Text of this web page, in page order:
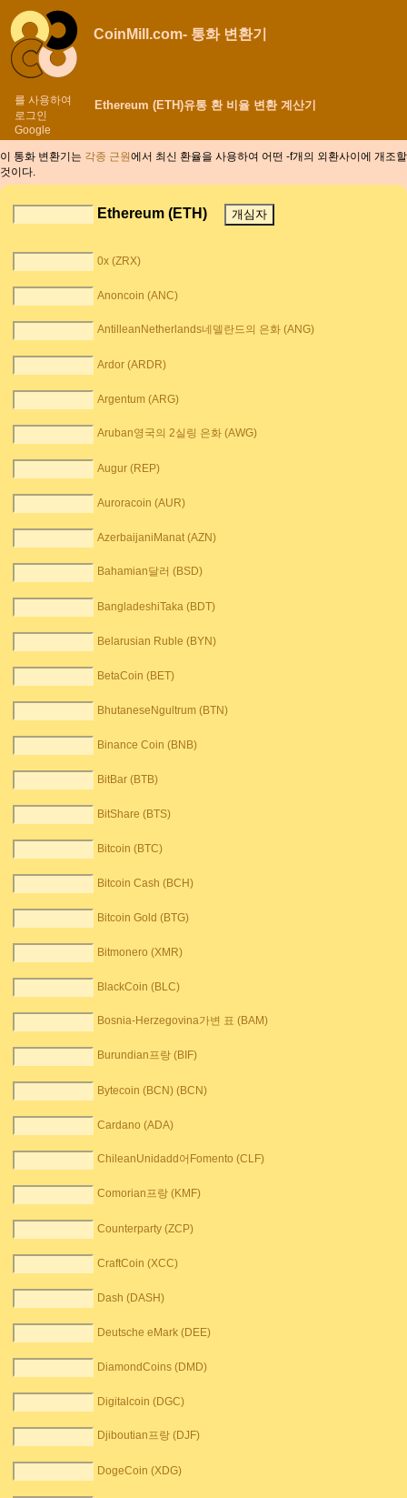
를 사용하여
로그인
Google
CoinMill.com- 통화 변환기
Ethereum (ETH)유통 환 비율 변환 계산기
이 통화 변환기는 각종 근원에서 최신 환율을 사용하여 어떤 -f개의 외환사이에 개조할
것이다.
Ethereum (ETH)
0x (ZRX)
Anoncoin (ANC)
AntilleanNetherlands네델란드의 은화 (ANG)
Ardor (ARDR)
Argentum (ARG)
Aruban영국의 2실링 은화 (AWG)
Augur (REP)
Auroracoin (AUR)
AzerbaijaniManat (AZN)
Bahamian달러 (BSD)
BangladeshiTaka (BDT)
Belarusian Ruble (BYN)
BetaCoin (BET)
BhutaneseNgultrum (BTN)
Binance Coin (BNB)
BitBar (BTB)
BitShare (BTS)
Bitcoin (BTC)
Bitcoin Cash (BCH)
Bitcoin Gold (BTG)
Bitmonero (XMR)
BlackCoin (BLC)
Bosnia-Herzegovina가변 표 (BAM)
Burundian프랑 (BIF)
Bytecoin (BCN) (BCN)
Cardano (ADA)
ChileanUnidadd어Fomento (CLF)
Comorian프랑 (KMF)
Counterparty (ZCP)
CraftCoin (XCC)
Dash (DASH)
Deutsche eMark (DEE)
DiamondCoins (DMD)
Digitalcoin (DGC)
Djiboutian프랑 (DJF)
DogeCoin (XDG)